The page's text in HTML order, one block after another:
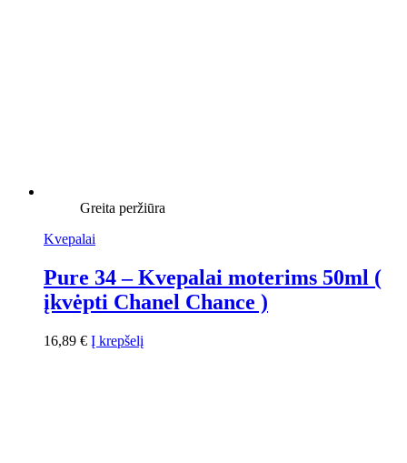
Greita peržiūra
Kvepalai
Pure 34 – Kvepalai moterims 50ml (
įkvėpti Chanel Chance )
16,89 € Į krepšelį